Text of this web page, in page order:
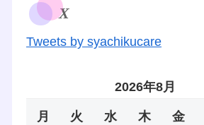
X
Tweets by syachikucare
2026年8月
月 火 水 木 金